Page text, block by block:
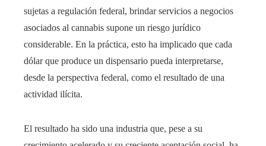
sujetas a regulación federal, brindar servicios a negocios
asociados al cannabis supone un riesgo jurídico
considerable. En la práctica, esto ha implicado que cada
dólar que produce un dispensario pueda interpretarse,
desde la perspectiva federal, como el resultado de una
actividad ilícita.
El resultado ha sido una industria que, pese a su